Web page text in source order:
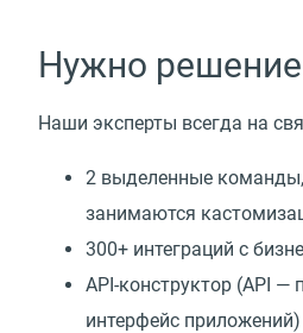
Нужно
Наши эксперты всегда на
2 выделенные
занимаются
300+ интеграций с
API-конструктор (API —
интерфейс приложений)